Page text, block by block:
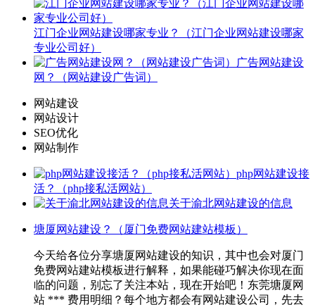
江门企业网站建设哪家专业？（江门企业网站建设哪家
专业公司好）
广告网站建设
网？（网站建设广告词）
网站建设
网站设计
SEO优化
网站制作
php网站建设接
活？（php接私活网站）
关于渝北网站建设的信息
塘厦网站建设？（厦门免费网站建站模板）
今天给各位分享塘厦网站建设的知识，其中也会对厦门
免费网站建站模板进行解释，如果能碰巧解决你现在面
临的问题，别忘了关注本站，现在开始吧！东莞塘厦网
站 *** 费用明细？每个地方都会有网站建设公司，先去